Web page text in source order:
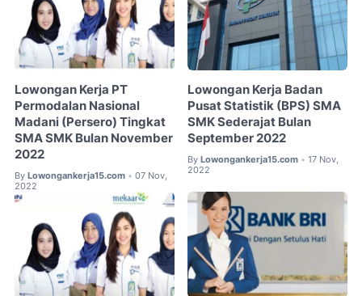
Lowongan Kerja PT
Permodalan Nasional
Madani (Persero) Tingkat
SMA SMK Bulan November
2022
By Lowongankerja15.com • 07 Nov,
2022
Lowongan Kerja Badan
Pusat Statistik (BPS) SMA
SMK Sederajat Bulan
September 2022
By Lowongankerja15.com • 17 Nov,
2022